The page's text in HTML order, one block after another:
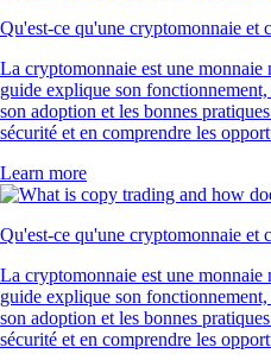
Qu'est-ce qu'une cryptomonnaie et
La cryptomonnaie est une monnaie
guide explique son
son adoption et les bonnes
sécurité et en comprendre les
Learn more
Qu'est-ce qu'une cryptomonnaie et
La cryptomonnaie est une monnaie
guide explique son
son adoption et les bonnes
sécurité et en comprendre les